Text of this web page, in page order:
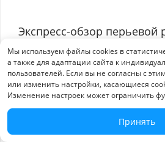
Экспресс-обзор перьевой
Visconti Homo Sapiens
Sapphire
25 дек 2025
758
Экспресс-обзор перьевой
Montblanc Nicolaus
Мы используем файлы cookies в
а также для адаптации сайта к
пользователей. Если вы не согласны с
или изменить настройки, касающиеся
Изменение настроек может ограничить
Принять